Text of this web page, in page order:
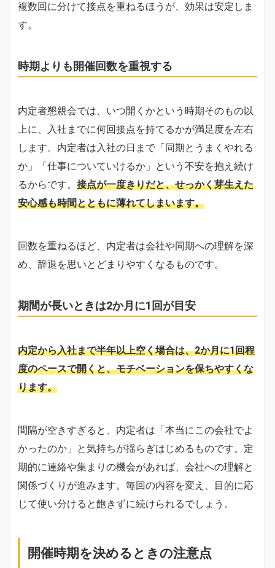
複数回に分けて接点を重ねるほうが、効果は安定しま
す。
時期よりも開催回数を重視する
内定者懇親会では、いつ開くかという時期そのもの以
上に、入社までに何回接点を持てるかが満足度を左右
します。内定者は入社の日まで「同期とうまくやれる
か」「仕事についていけるか」という不安を抱え続け
るからです。 接点が一度きりだと、せっかく芽生えた
安心感も時間とともに薄れてしまいます。
回数を重ねるほど、内定者は会社や同期への理解を深
め、辞退を思いとどまりやすくなるものです。
期間が長いときは2か月に1回が目安
内定から入社まで半年以上空く場合は、2か月に1回程
度のペースで開くと、モチベーションを保ちやすくな
ります。
間隔が空きすぎると、内定者は「本当にこの会社でよ
かったのか」と気持ちが揺らぎはじめるものです。定
期的に連絡や集まりの機会があれば、会社への理解と
関係づくりが進みます。毎回の内容を変え、目的に応
じて使い分けると飽きずに続けられるでしょう。
開催時期を決めるときの注意点